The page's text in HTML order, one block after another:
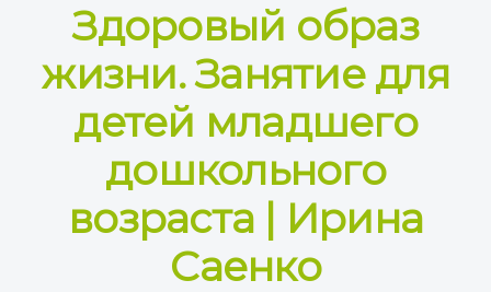
Здоровый образ
жизни. Занятие для
детей младшего
дошкольного
возраста | Ирина
Саенко